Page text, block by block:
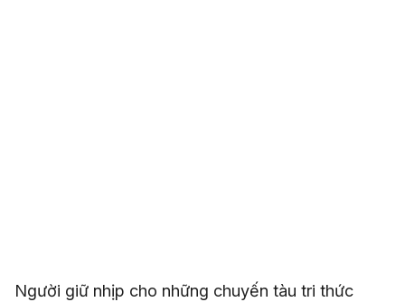
Người giữ nhịp cho những chuyến tàu tri thức